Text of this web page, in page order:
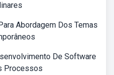
Abordagem Dos Temas
De Software
Processos